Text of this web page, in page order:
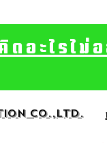
ดอะไรไ
CO.,Ltd.